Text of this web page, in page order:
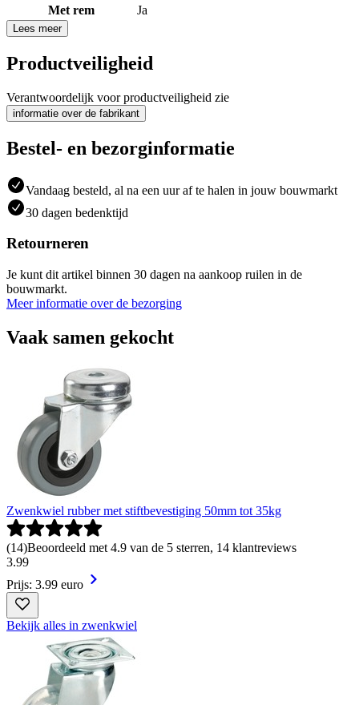
Met rem
Ja
Lees meer
Productveiligheid
Verantwoordelijk voor productveiligheid zie
informatie over de fabrikant
Bestel- en bezorginformatie
Vandaag besteld, al na een uur af te halen in jouw bouwmarkt
30 dagen bedenktijd
Retourneren
Je kunt dit artikel binnen 30 dagen na aankoop ruilen in de
bouwmarkt.
Meer informatie over de bezorging
Vaak samen gekocht
Zwenkwiel rubber met stiftbevestiging 50mm tot 35kg
(14)Beoordeeld met 4.9 van de 5 sterren, 14 klantreviews
3.99
Prijs: 3.99 euro
Bekijk alles in zwenkwiel